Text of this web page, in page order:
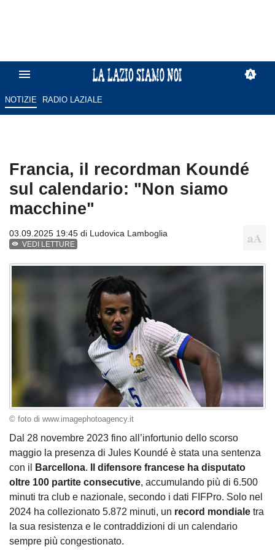
NOTIZIE RADIO LAZIALE
Francia, il recordman Koundé
sul calendario: "Non siamo
macchine"
03.09.2025 19:45 di Ludovica Lamboglia
VEDI LETTURE
© foto di www.imagephotoagency.it
Dal 28 novembre 2023 fino all’infortunio dello scorso
maggio la presenza di Jules Koundé è stata una sentenza
con il
Barcellona. Il difensore francese ha disputato
oltre 100 partite consecutive, accumulando più di 6.500
minuti tra club e nazionale, secondo i dati FIFPro. Solo nel
2024 ha collezionato 5.872 minuti, un record mondiale tra
la sua resistenza e le contraddizioni di un calendario
sempre più congestionato.